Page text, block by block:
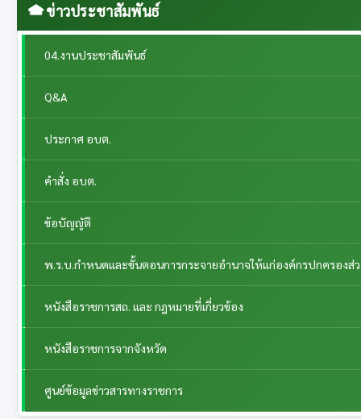
ข่าวประชาสัมพันธ์
04.งานประชาสัมพันธ์
Q&A
ประกาศ อบต.
คำสั่ง อบต.
ข้อบัญญัติ
พ.ร.บ.กำหนดและขั้นตอนการกระจายอำนาจให้แก่องค์กรปกครอง
หนังสือราชการสถ. และ กฎหมายที่เกี่ยวข้อง
หนังสือราชการจากจังหวัด
ศูนย์ข้อมูลข่าวสารทางราชการ